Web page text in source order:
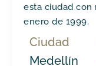
esta ciudad
enero de 1999.
Ciudad
Medellín